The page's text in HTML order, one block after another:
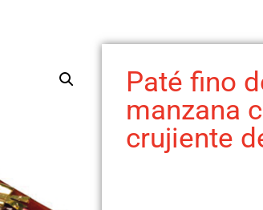
Paté fino
manzana
crujiente